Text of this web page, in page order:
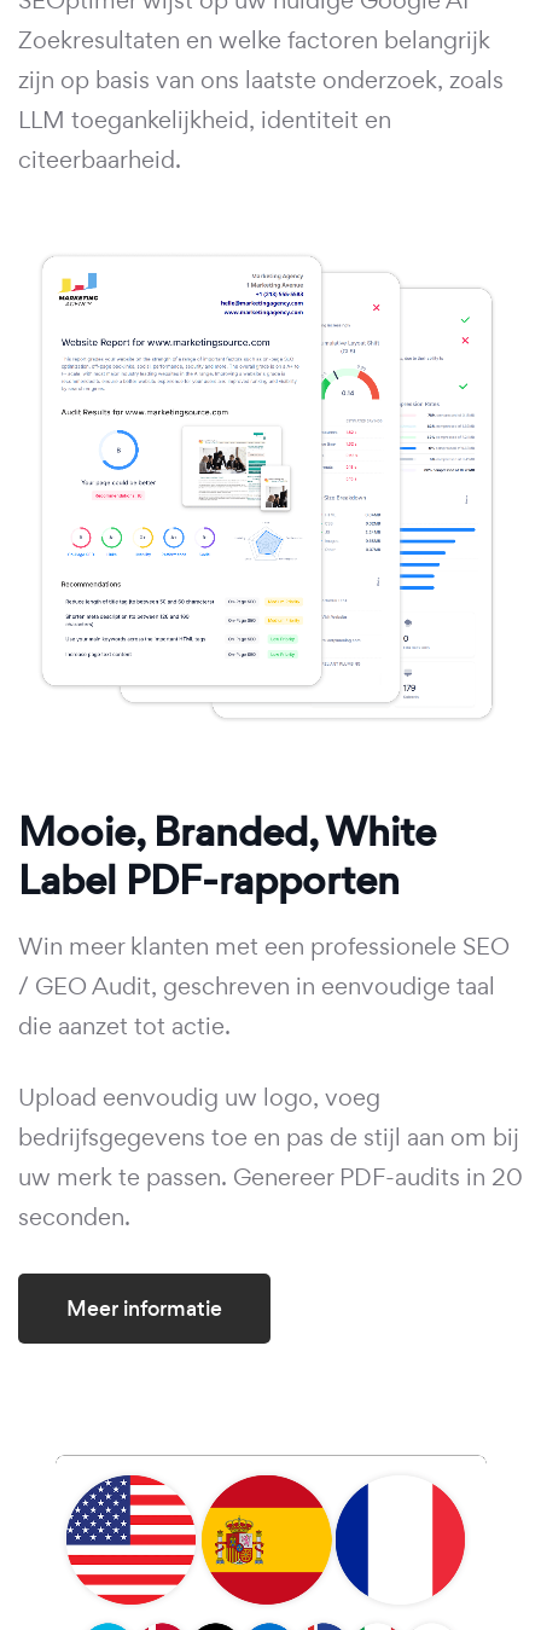
Zoekresultaten en welke factoren belangrijk
zijn op basis van ons laatste onderzoek, zoals
LLM toegankelijkheid, identiteit en
citeerbaarheid.
Mooie, Branded, White
Label PDF-rapporten
Win meer klanten met een professionele SEO
/ GEO Audit, geschreven in eenvoudige taal
die aanzet tot actie.
Upload eenvoudig uw logo, voeg
bedrijfsgegevens toe en pas de stijl aan om bij
uw merk te passen. Genereer PDF-audits in 20
seconden.
Meer informatie